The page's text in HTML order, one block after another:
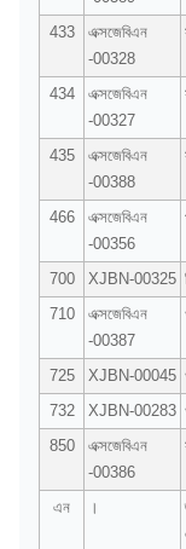
433
এক্সজেবিএন
-00328
434
এক্সজেবিএন
-00327
435
এক্সজেবিএন
-00388
466
এক্সজেবিএন
-00356
700 XJBN-00325
710
এক্সজেবিএন
-00387
725 XJBN-00045
732
XJBN-00283
850
এক্সজেবিএন
-00386
এন ।